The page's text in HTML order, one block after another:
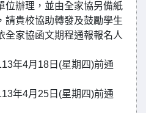
位辦理，並由全家協另備紙
請貴校協助轉發及鼓勵學生
全家協函文期程通報報名人
年4月18日(星期四)前通
年4月25日(星期四)前通